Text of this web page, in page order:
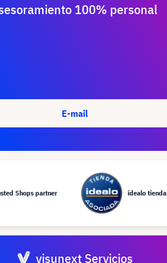
100% personal
E-mail
Shops partner idealo tienda
visunext Servicios